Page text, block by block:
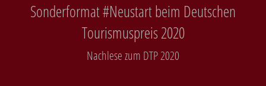
Sonderformat #Neustart beim Deutschen
Tourismuspreis 2020
Nachlese zum DTP 2020